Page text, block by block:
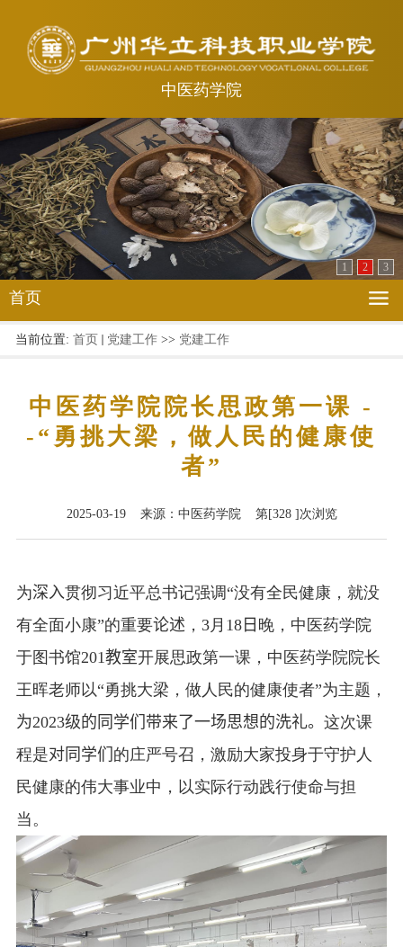
中医药学院
1 2 3
首页
当前位置: 首页 党建工作>> 党建工作
中医药学院院长思政第一课 -
-“勇挑大梁，做人民的健康使
者”
2025-03-19 来源：中医药学院 第[328 ]次浏览
为深入贯彻习近平总书记强调“没有全民健康，就没
有全面小康”的重要论述 ， 3月 18 日 晚，中医药学院
于图书馆201教室开展思政第一课，中医药学院院长
王晖老师以“勇挑大梁，做人民的健康使者”为主题，
为2023级的同学们带来了一场思想的洗礼。 这次课
程是对同学们 的庄严号召，激励大家投身于守护人
民健康的伟大事业中，以实际行动践行使命与担
当。